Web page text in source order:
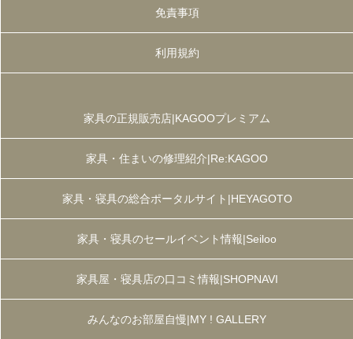
免責事項
利用規約
家具の正規販売店|KAGOOプレミアム
家具・住まいの修理紹介|Re:KAGOO
家具・寝具の総合ポータルサイト|HEYAGOTO
家具・寝具のセールイベント情報|Seiloo
家具屋・寝具店の口コミ情報|SHOPNAVI
みんなのお部屋自慢|MY ! GALLERY